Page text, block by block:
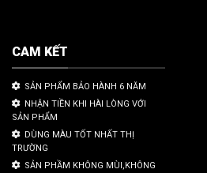
CAM KẾT
SẢN PHẨM BẢO HÀNH 6 NĂM
NHẬN TIỀN KHI HÀI LÒNG VỚI
SẢN PHẨM
DÙNG MÀU TỐT NHẤT THỊ
TRƯỜNG
SẢN PHẦM KHÔNG MÙI,KHÔNG